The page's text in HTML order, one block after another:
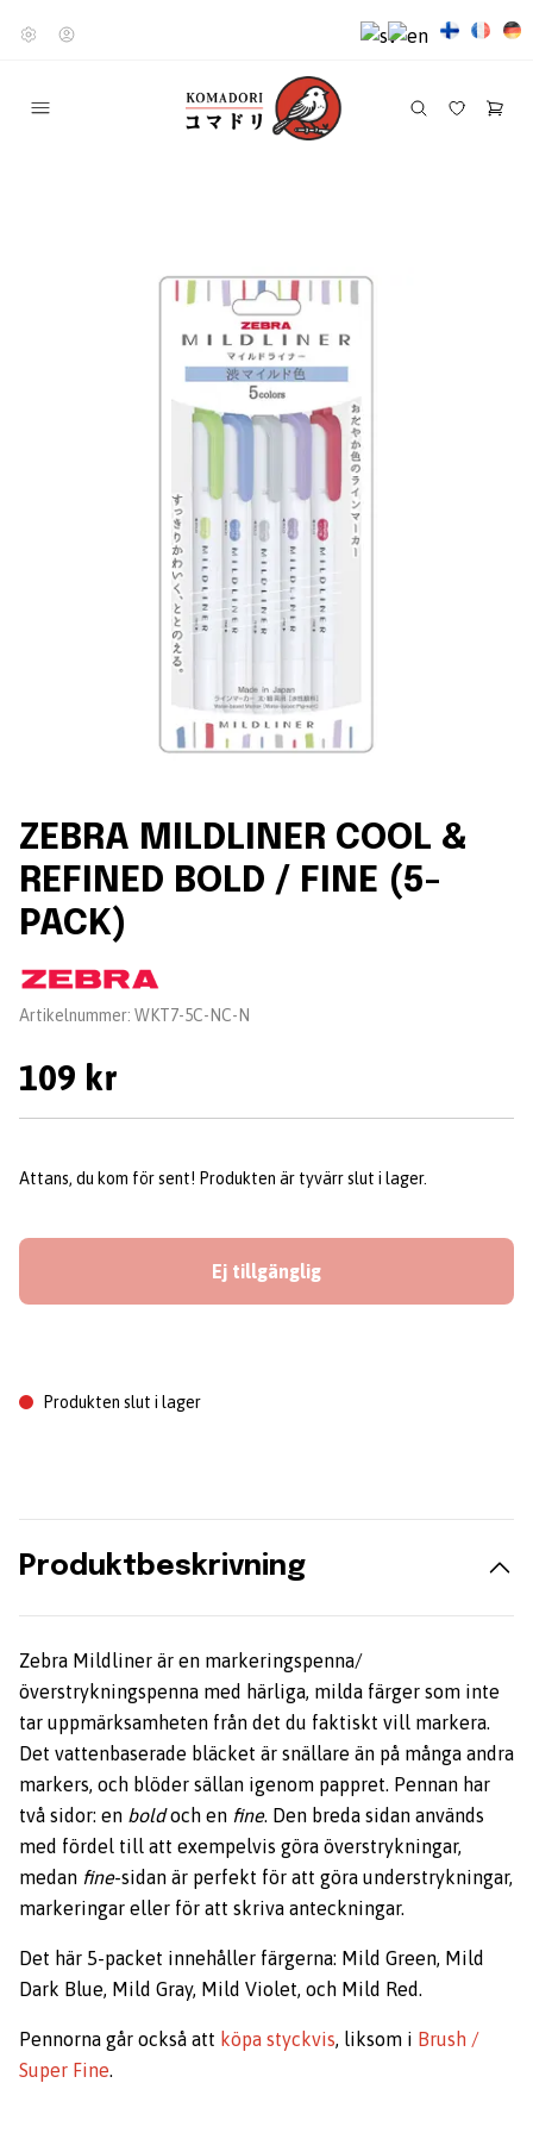
ZEBRA MILDLINER COOL &
REFINED BOLD / FINE (5-
PACK)
Leverantör:
Artikelnummer: WKT7-5C-NC-N
109 kr
Attans, du kom för sent! Produkten är tyvärr slut i lager.
Ej tillgänglig
Produkten slut i lager
Produktbeskrivning
Zebra Mildliner är en markeringspenna/
överstrykningspenna med härliga, milda färger som inte
tar uppmärksamheten från det du faktiskt vill markera.
Det vattenbaserade bläcket är snällare än på många andra
markers, och blöder sällan igenom pappret. Pennan har
två sidor: en bold och en fine. Den breda sidan används
med fördel till att exempelvis göra överstrykningar,
medan fine-sidan är perfekt för att göra understrykningar,
markeringar eller för att skriva anteckningar.
Det här 5-packet innehåller färgerna: Mild Green, Mild
Dark Blue, Mild Gray, Mild Violet, och Mild Red.
Pennorna går också att köpa styckvis, liksom i Brush /
Super Fine.